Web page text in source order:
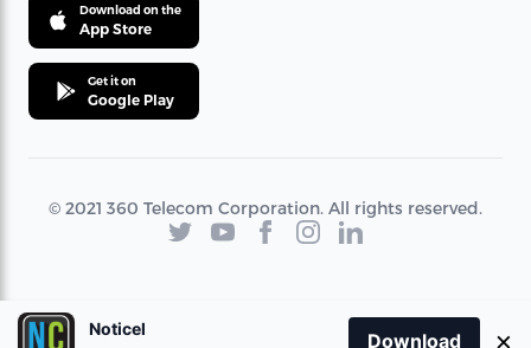
Download on the
App Store
Get it on
Google Play
© 2021 360 Telecom Corporation. All rights reserved.
Noticel
Download ×